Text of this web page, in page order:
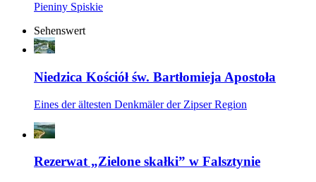
Pieniny Spiskie
Sehenswert
Niedzica Kościół św. Bartłomieja Apostoła
Eines der ältesten Denkmäler der Zipser Region
Rezerwat „Zielone skałki” w Falsztynie